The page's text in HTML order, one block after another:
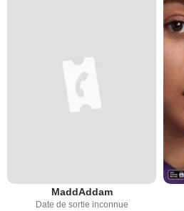
MaddAddam
Date de sortie inconnue